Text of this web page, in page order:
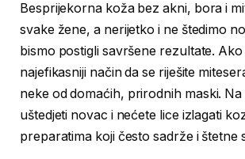
Besprijekorna koža bez akni, bora i
svake žene, a nerijetko i ne štedimo
bismo postigli savršene rezultate.
najefikasniji način da se riješite
neke od domaćih, prirodnih maski.
uštedjeti novac i nećete lice izlagati
preparatima koji često sadrže i štetne